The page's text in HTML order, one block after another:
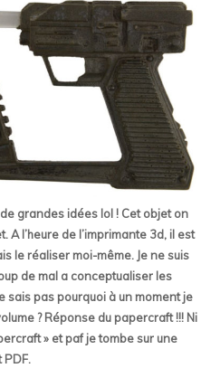
grandes idées lol ! Cet objet on
A l’heure de l’imprimante 3d, il est
le réaliser moi-même. Je ne suis
de mal a conceptualiser les
sais pas pourquoi à un moment je
? Réponse du papercraft !!! Ni
» et paf je tombe sur une
PDF.